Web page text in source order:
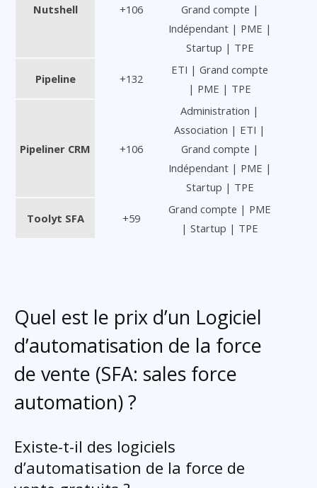
Nutshell +106
Grand compte |
Indépendant | PME |
Startup | TPE
Pipeline +132
ETI | Grand compte
| PME | TPE
Pipeliner CRM +106
Administration |
Association | ETI |
Grand compte |
Indépendant | PME |
Startup | TPE
Toolyt SFA +59
Grand compte | PME
| Startup | TPE
Quel est le prix d’un Logiciel
d’automatisation de la force
de vente (SFA: sales force
automation) ?
Existe-t-il des logiciels
d’automatisation de la force de